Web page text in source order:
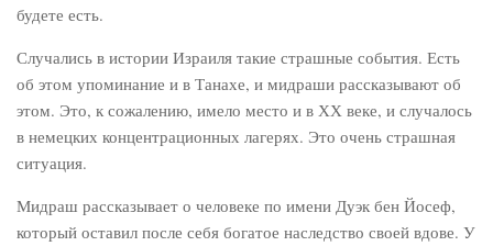
будете есть.
Случались в истории Израиля такие страшные события. Есть
об этом упоминание и в Танахе, и мидраши рассказывают об
этом. Это, к сожалению, имело место и в ХХ веке, и случалось
в немецких концентрационных лагерях. Это очень страшная
ситуация.
Мидраш рассказывает о человеке по имени Дуэк бен Йосеф,
который оставил после себя богатое наследство своей вдове. У